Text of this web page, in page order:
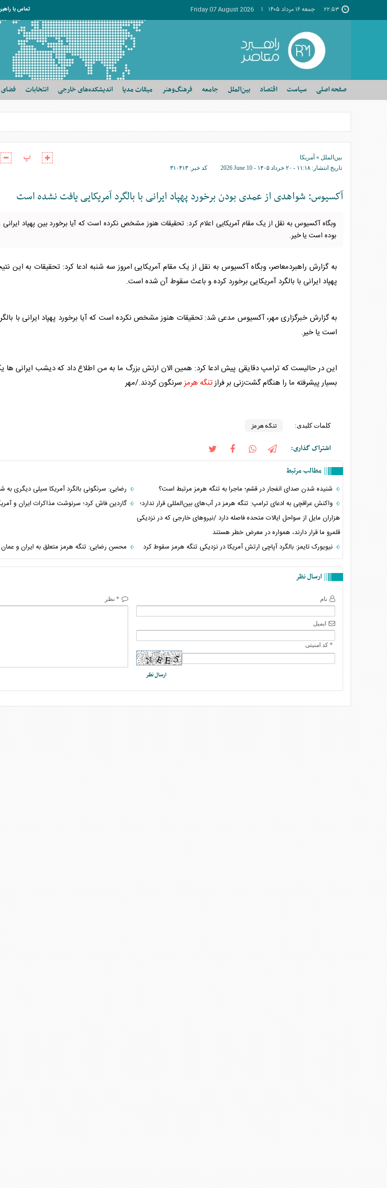
۲۲:۵۳ جمعه ۱۶ مرداد ۱۴۰۵ Friday 07 August 2026 تماس با
صفحه اصلی سیاست اقتصاد بین‌الملل جامعه فرهنگ‌وهنر میقات مدیا اندیشکده‌های خارجی انتخابات
بین‌الملل » آمریکا
تاریخ انتشار: ۱۱:۱۸ - ۲۰ خرداد ۱۴۰۵ - 2026 June 10 کد خبر: ۳۱۰۴۱۳
پ
آکسیوس: شواهدی از عمدی بودن برخورد پهپاد ایرانی با بالگرد آمریکایی یافت نشده است
وبگاه آکسیوس به نقل از یک مقام آمریکایی اعلام کرد: تحقیقات هنوز مشخص نکرده است که آیا برخورد بین پهپاد ایرانی
بوده است یا خیر.
به گزارش راهبردمعاصر، وبگاه آکسیوس به نقل از یک مقام آمریکایی امروز سه شنبه ادعا کرد: تحقیقات به این
پهپاد ایرانی با بالگرد آمریکایی برخورد کرده و باعث سقوط آن شده است.
به گزارش خبرگزاری مهر، آکسیوس مدعی شد: تحقیقات هنوز مشخص نکرده است که آیا برخورد پهپاد ایرانی با
است یا خیر.
این در حالیست که ترامپ دقایقی پیش ادعا کرد: همین الان ارتش بزرگ ما به من اطلاع داد که دیشب ایرانی‌ ها
بسیار پیشرفته ما را هنگام گشت‌زنی بر فرازتنگه هرمزسرنگون کردند./مهر
کلمات کلیدی: تنگه هرمز
اشتراک گذاری:
مطالب مرتبط
شنیده شدن صدای انفجار در قشم؛ ماجرا به تنگه هرمز مرتبط است؟
رضایی: سرنگونی بالگرد آمریکا سیلی دیگری به
واکنش عراقچی به ادعای ترامپ: تنگه هرمز در آب‌های بین‌المللی قرار ندارد؛
هزاران مایل از سواحل ایالات متحده فاصله دارد /نیرو‌های خارجی که در نزدیکی
قلمرو ما قرار دارند، همواره در معرض خطر هستند
گاردین فاش کرد؛ سرنوشت مذاکرات ایران و
نیویورک تایمز: بالگرد آپاچی ارتش آمریکا در نزدیکی تنگه هرمز سقوط کرد محسن رضایی: تنگه هرمز متعلق به ایران و
ارسال نظر
نام
ایمیل
* کد امنیتی
* نظر